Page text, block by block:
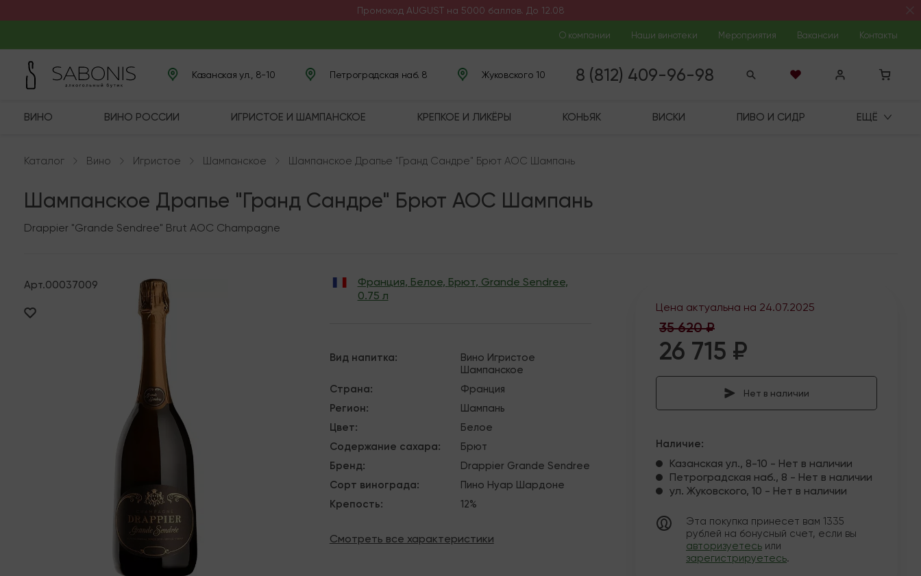
Промокод AUGUST на 5000 баллов. До 12.08
О компании Наши винотеки Мероприятия Вакансии Контакты
Казанская ул., 8-10 Петроградская наб. 8 Жуковского 10 8 (812) 409-96-98
ВИНО ВИНО РОССИИ ИГРИСТОЕ И ШАМПАНСКОЕ КРЕПКОЕ И ЛИКЁРЫ КОНЬЯК ВИСКИ ПИВО И СИДР ЕЩЁ
Каталог Вино Игристое Шампанское Шампанское Драпье "Гранд Сандре" Брют AOC Шампань
Шампанское Драпье "Гранд Сандре" Брют AOC Шампань
Drappier "Grande Sendree" Brut AOC Champagne
Арт.00037009 Франция, Белое, Брют, Grande Sendree,
0.75 л
Вид напитка: Вино Игристое
Шампанское
Страна:
Франция
Регион:
Шампань
Цвет:
Белое
Содержание сахара:
Брют
Бренд: Drappier Grande Sendree
Сорт винограда: Пино Нуар Шардоне
Крепость: 12%
Смотреть все характеристики
Цена актуальна на 24.07.2025
35 620 ₽
26 715 ₽
Нет в наличии
Наличие:
Казанская ул., 8-10 - Нет в наличии
Петроградская наб., 8 - Нет в наличии
ул. Жуковского, 10 - Нет в наличии
Эта покупка принесет вам 1335
рублей на бонусный счет, если вы
авторизуетесь или
зарегистрируетесь.